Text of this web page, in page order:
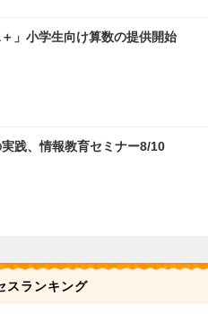
」小学生向け算数の提供開始
践、情報教育セミナー8/10
スランキング